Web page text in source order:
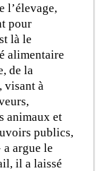
l’élevage,
pour
là le
alimentaire
de la
visant à
animaux et
publics,
argue le
il a laissé